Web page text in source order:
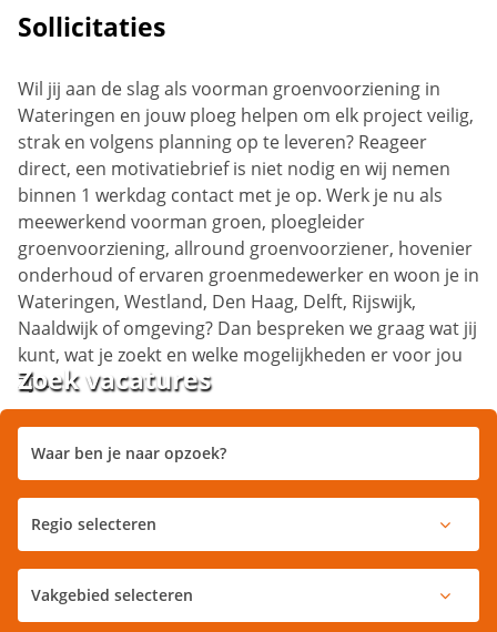
Sollicitaties
Wil jij aan de slag als voorman groenvoorziening in
Wateringen en jouw ploeg helpen om elk project veilig,
strak en volgens planning op te leveren? Reageer
direct, een motivatiebrief is niet nodig en wij nemen
binnen 1 werkdag contact met je op. Werk je nu als
meewerkend voorman groen, ploegleider
groenvoorziening, allround groenvoorziener, hovenier
onderhoud of ervaren groenmedewerker en woon je in
Wateringen, Westland, Den Haag, Delft, Rijswijk,
Naaldwijk of omgeving? Dan bespreken we graag wat jij
kunt, wat je zoekt en welke mogelijkheden er voor jou
zijn.
Zoek vacatures